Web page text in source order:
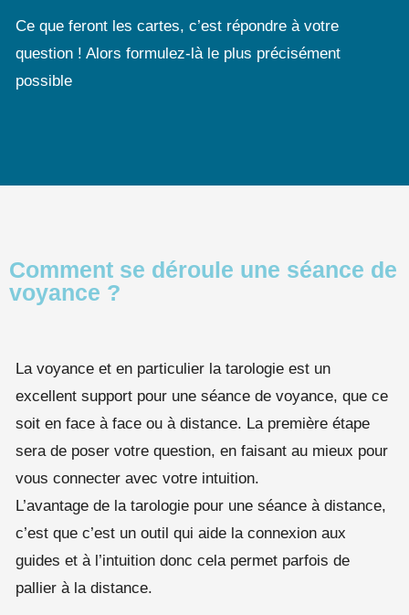
Ce que feront les cartes, c’est répondre à votre
question ! Alors formulez-là le plus précisément
possible
Comment se déroule une séance de
voyance ?
La voyance et en particulier la tarologie est un
excellent support pour une séance de voyance, que ce
soit en face à face ou à distance. La première étape
sera de poser votre question, en faisant au mieux pour
vous connecter avec votre intuition.
L’avantage de la tarologie pour une séance à distance,
c’est que c’est un outil qui aide la connexion aux
guides et à l’intuition donc cela permet parfois de
pallier à la distance.